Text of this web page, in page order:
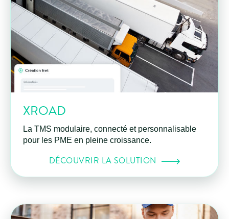
XROAD
La TMS modulaire, connecté et personnalisable
pour les PME en pleine croissance.
DÉCOUVRIR LA SOLUTION